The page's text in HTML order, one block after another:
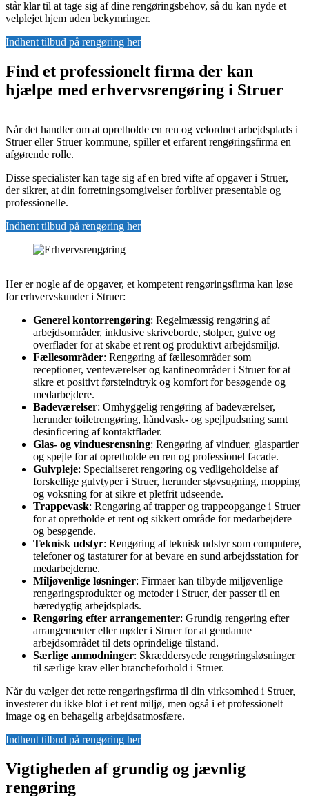
står klar til at tage sig af dine rengøringsbehov, så du kan nyde et
velplejet hjem uden bekymringer.
Indhent tilbud på rengøring her
Find et professionelt firma der kan
hjælpe med erhvervsrengøring i Struer
Når det handler om at opretholde en ren og velordnet arbejdsplads i
Struer eller Struer kommune, spiller et erfarent rengøringsfirma en
afgørende rolle.
Disse specialister kan tage sig af en bred vifte af opgaver i Struer,
der sikrer, at din forretningsomgivelser forbliver præsentable og
professionelle.
Indhent tilbud på rengøring her
Her er nogle af de opgaver, et kompetent rengøringsfirma kan løse
for erhvervskunder i Struer:
Generel kontorrengøring: Regelmæssig rengøring af
arbejdsområder, inklusive skriveborde, stolper, gulve og
overflader for at skabe et rent og produktivt arbejdsmiljø.
Fællesområder: Rengøring af fællesområder som
receptioner, venteværelser og kantineområder i Struer for at
sikre et positivt førsteindtryk og komfort for besøgende og
medarbejdere.
Badeværelser: Omhyggelig rengøring af badeværelser,
herunder toiletrengøring, håndvask- og spejlpudsning samt
desinficering af kontaktflader.
Glas- og vinduesrensning: Rengøring af vinduer, glaspartier
og spejle for at opretholde en ren og professionel facade.
Gulvpleje: Specialiseret rengøring og vedligeholdelse af
forskellige gulvtyper i Struer, herunder støvsugning, mopping
og voksning for at sikre et pletfrit udseende.
Trappevask: Rengøring af trapper og trappeopgange i Struer
for at opretholde et rent og sikkert område for medarbejdere
og besøgende.
Teknisk udstyr: Rengøring af teknisk udstyr som computere,
telefoner og tastaturer for at bevare en sund arbejdsstation for
medarbejderne.
Miljøvenlige løsninger: Firmaer kan tilbyde miljøvenlige
rengøringsprodukter og metoder i Struer, der passer til en
bæredygtig arbejdsplads.
Rengøring efter arrangementer: Grundig rengøring efter
arrangementer eller møder i Struer for at gendanne
arbejdsområdet til dets oprindelige tilstand.
Særlige anmodninger: Skræddersyede rengøringsløsninger
til særlige krav eller brancheforhold i Struer.
Når du vælger det rette rengøringsfirma til din virksomhed i Struer,
investerer du ikke blot i et rent miljø, men også i et professionelt
image og en behagelig arbejdsatmosfære.
Indhent tilbud på rengøring her
Vigtigheden af grundig og jævnlig
rengøring